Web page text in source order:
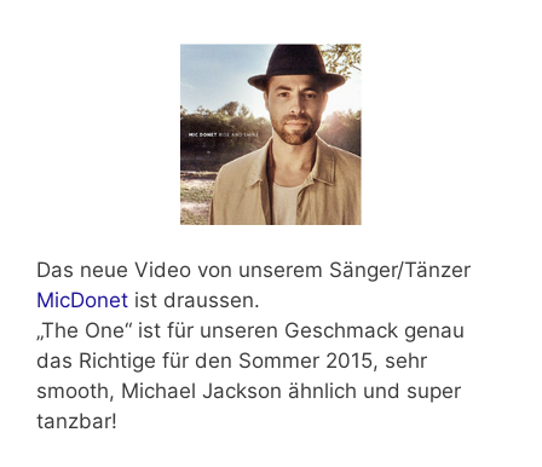
Das neue Video von unserem Sänger/Tänzer
MicDonet ist draussen.
„The One“ ist für unseren Geschmack genau
das Richtige für den Sommer 2015, sehr
smooth, Michael Jackson ähnlich und super
tanzbar!